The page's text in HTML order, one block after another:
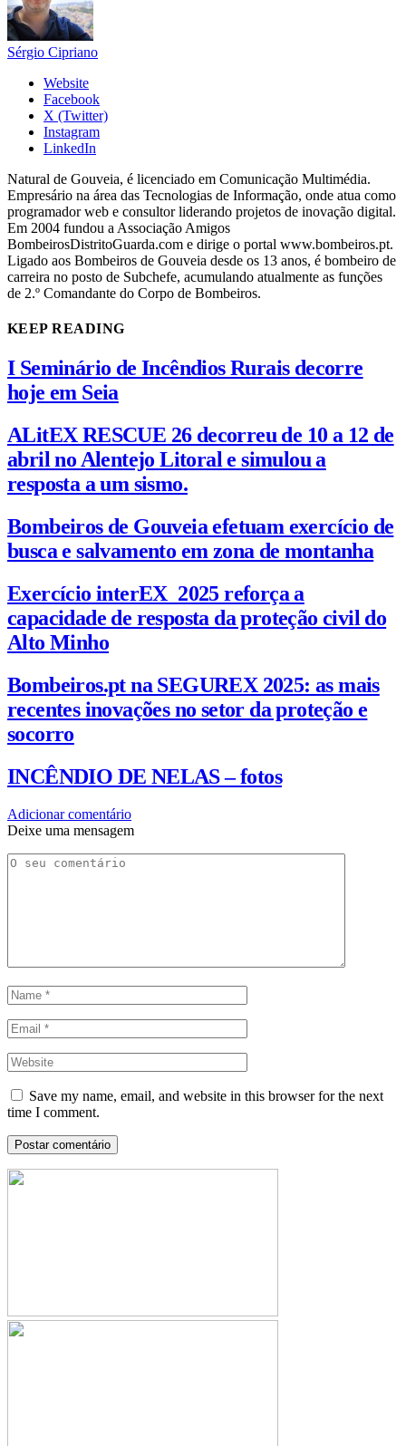
Sérgio Cipriano
Website
Facebook
X (Twitter)
Instagram
LinkedIn
Natural de Gouveia, é licenciado em Comunicação Multimédia.
Empresário na área das Tecnologias de Informação, onde atua como
programador web e consultor liderando projetos de inovação digital.
Em 2004 fundou a Associação Amigos
BombeirosDistritoGuarda.com e dirige o portal www.bombeiros.pt.
Ligado aos Bombeiros de Gouveia desde os 13 anos, é bombeiro de
carreira no posto de Subchefe, acumulando atualmente as funções
de 2.º Comandante do Corpo de Bombeiros.
KEEP READING
I Seminário de Incêndios Rurais decorre
hoje em Seia
ALitEX RESCUE 26 decorreu de 10 a 12 de
abril no Alentejo Litoral e simulou a
resposta a um sismo.
Bombeiros de Gouveia efetuam exercício de
busca e salvamento em zona de montanha
Exercício interEX_2025 reforça a
capacidade de resposta da proteção civil do
Alto Minho
Bombeiros.pt na SEGUREX 2025: as mais
recentes inovações no setor da proteção e
socorro
INCÊNDIO DE NELAS – fotos
Adicionar comentário
Deixe uma mensagem
Save my name, email, and website in this browser for the next
time I comment.